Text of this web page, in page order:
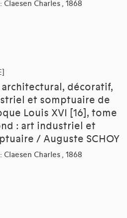
Claesen Charles , 1868
architectural, décoratif,
et somptuaire de
Louis XVI [16], tome
: art industriel et
/ Auguste SCHOY
Claesen Charles , 1868